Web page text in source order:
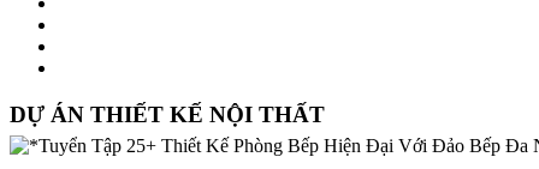
DỰ ÁN THIẾT KẾ NỘI THẤT